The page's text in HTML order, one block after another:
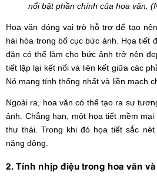
nổi bật phần chính của hoa văn.
Hoa văn đóng vai trò hỗ trợ để tạo
hài hòa trong bố cục bức ảnh. Họa tiết
đặn có thể làm cho bức ảnh trở nên
tiết lặp lại kết nối và liên kết giữa các
Nó mang tính thống nhất và liền mạch
Ngoài ra, hoa văn có thể tạo ra sự
ảnh. Chẳng hạn, một họa tiết mềm
thư thái. Trong khi đó họa tiết sắc
năng động.
2. Tính nhịp điệu trong hoa văn